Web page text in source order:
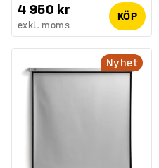
4 950 kr
exkl. moms
KÖP
Nyhet